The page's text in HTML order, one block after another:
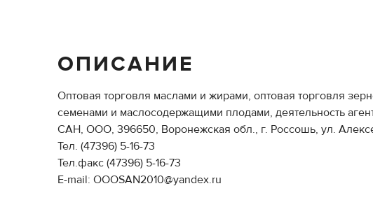
ОПИСАНИЕ
Оптовая торговля маслами и жирами, оптовая торговля
семенами и маслосодержащими плодами, деятельность
САН, ООО, 396650, Воронежская обл., г. Россошь, ул.
Тел. (47396) 5-16-73
Тел.факс (47396) 5-16-73
E-mail: OOOSAN2010@yandex.ru